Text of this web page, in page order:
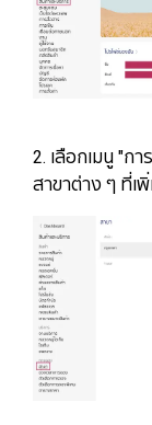
2. เลือกเมนู "กา
สาขาต่าง ๆ ที่เพิ่